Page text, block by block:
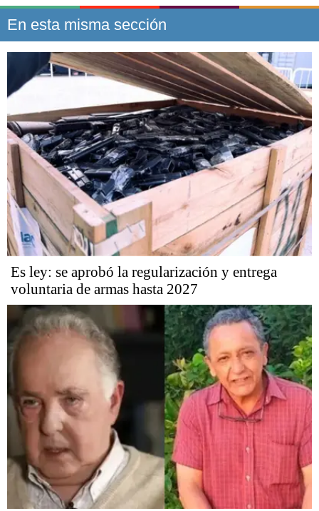
En esta misma sección
Es ley: se aprobó la regularización y entrega
voluntaria de armas hasta 2027